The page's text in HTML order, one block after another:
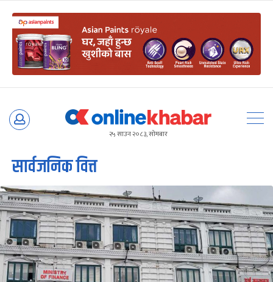
Skip
२५ साउन २०८३, सोमबार
सार्वजनिक वित्त